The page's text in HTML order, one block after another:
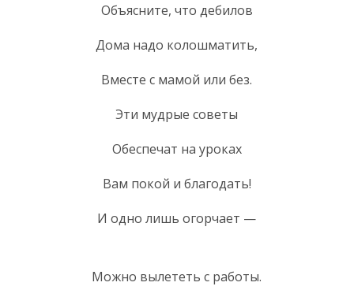
Объясните, что дебилов
Дома надо колошматить,
Вместе с мамой или без.
Эти мудрые советы
Обеспечат на уроках
Вам покой и благодать!
И одно лишь огорчает —
Можно вылететь с работы.